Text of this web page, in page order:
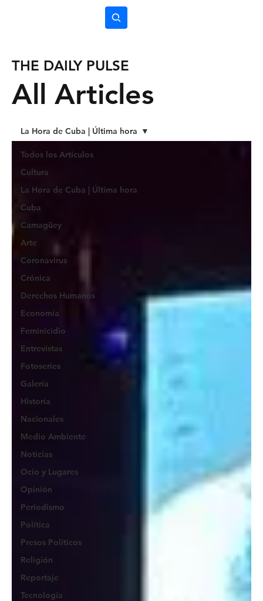
All Articles
THE DAILY PULSE
Todos los Artículos
Cultura
La Hora de Cuba | Última hora
Cuba
Camagüey
Arte
Coronavirus
Crónica
Derechos Humanos
Economía
Feminicidio
Entrevistas
Fotoseries
Galería
Historia
Nacionales
Medio Ambiente
Noticias
Ocio y Lugares
Opinión
Periodismo
Política
Presos Políticos
Religión
Reportaje
Tecnología
La Hora de Cuba | Última hora